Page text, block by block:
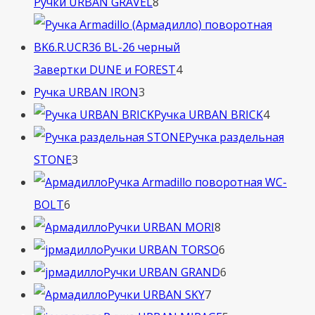
товаров
Завертки DUNE и FOREST44
Ручка URBAN IRON3
товара
Ручка URBAN BRICK44
товара
Ручка раздельная
STONE3
товараРучка Armadillo поворотная WC-
BOLT6
товаровРучки URBAN MORI8
товаров
Ручки URBAN TORSO6
товаров
Ручки URBAN GRAND6
Ручки URBAN SKY77